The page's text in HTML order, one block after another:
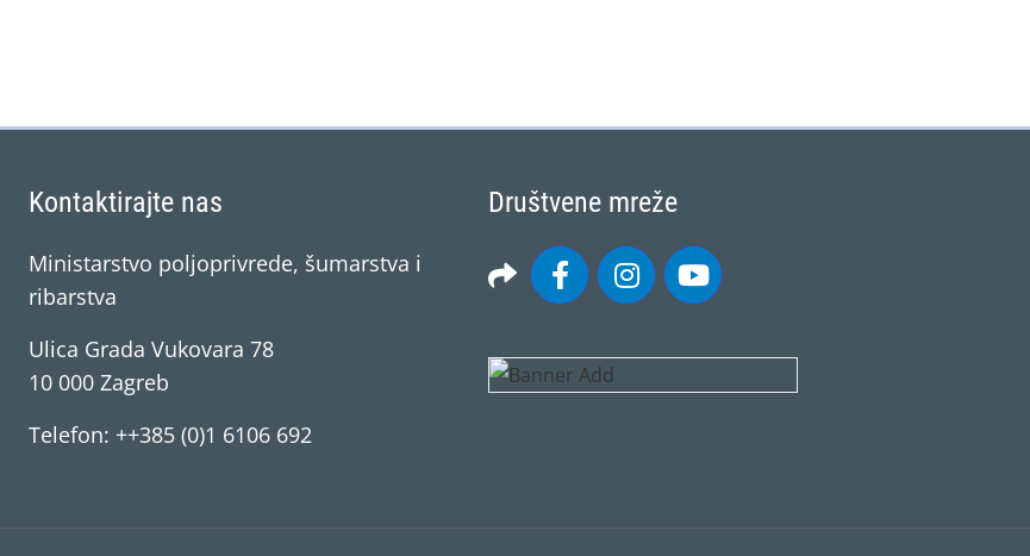
Kontaktirajte nas
Ministarstvo poljoprivrede, šumarstva i
ribarstva
Ulica Grada Vukovara 78
10 000 Zagreb
Telefon: ++385 (0)1 6106 692
Društvene mreže